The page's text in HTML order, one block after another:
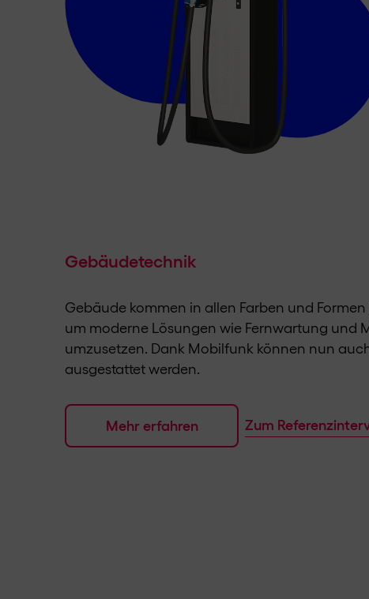
Gebäudetechnik
Gebäude kommen in allen Farben und
um moderne Lösungen wie Fernwartung und
umzusetzen. Dank Mobilfunk können nun
ausgestattet werden.
Mehr erfahren Zum